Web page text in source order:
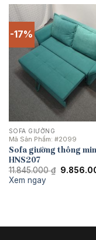
-17%
SOFA GIƯỜNG
Mã Sản Phẩm: #2099
Sofa giường thông
HNS207
11.845.000₫ Giá
Xem ngay